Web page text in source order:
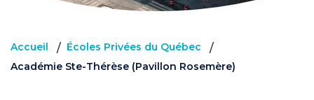
Accueil / Écoles Privées du Québec /
Académie Ste-Thérèse (Pavillon Rosemère)